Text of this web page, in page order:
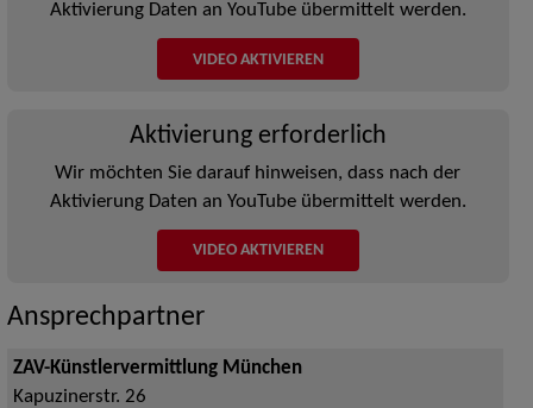
Aktivierung Daten an YouTube übermittelt werden.
VIDEO AKTIVIEREN
Aktivierung erforderlich
Wir möchten Sie darauf hinweisen, dass nach der
Aktivierung Daten an YouTube übermittelt werden.
VIDEO AKTIVIEREN
Ansprechpartner
ZAV-Künstlervermittlung München
Kapuzinerstr. 26